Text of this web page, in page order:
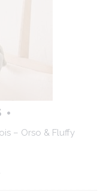
•
– Orso & Fluffy